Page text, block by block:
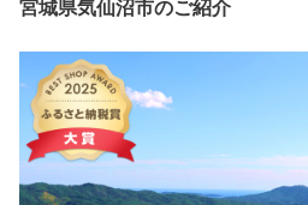
宮城県気仙沼市のご紹介